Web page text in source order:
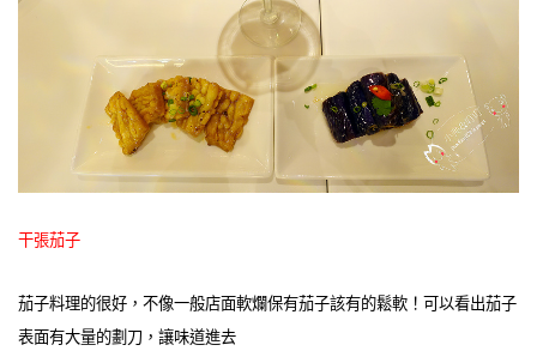
干張茄子
茄子料理的很好，不像一般店面軟爛保有茄子該有的鬆軟！可以看出茄子
表面有大量的劃刀，讓味道進去